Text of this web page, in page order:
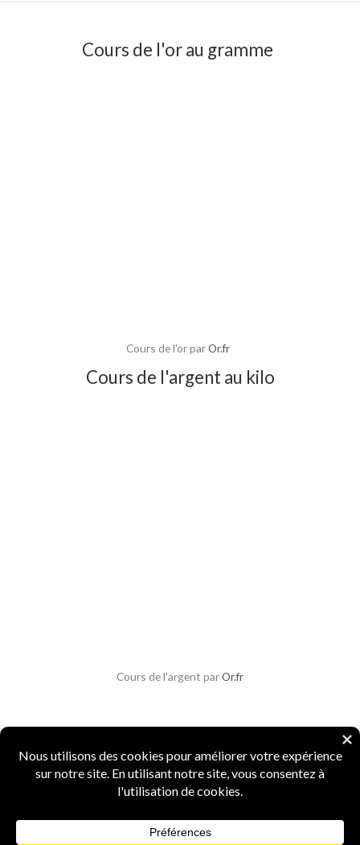
Cours de l'or au gramme
Cours de l'or parOr.fr
Cours de l'argent au kilo
Cours de l'argent parOr.fr
Copyright © 2026 Parlons Monnaies
Mentions légales|CGV|CGU|Confidentialité|Sécurité
Numismate professionnel · 4 ans d'expertise · Marque INPIFR5156987 ·
· Spécialiste monnaies anciennes et métaux